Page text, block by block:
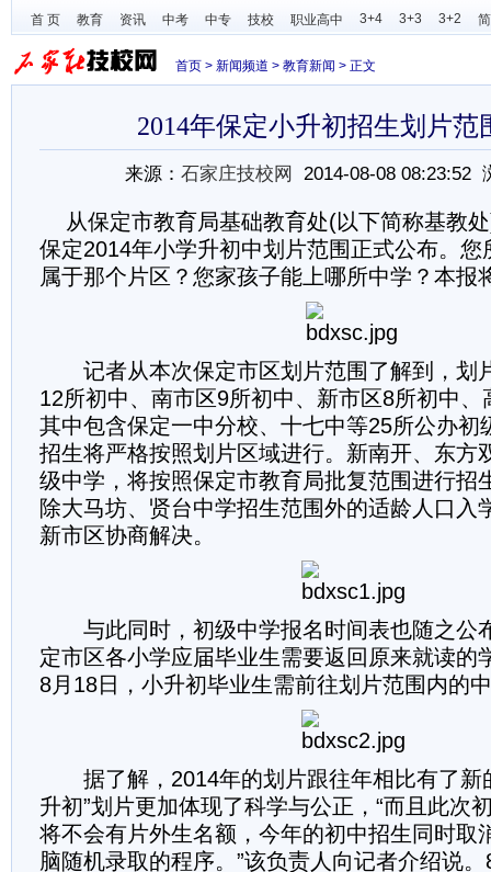
首 页 教育 资讯 中考 中专 技校 职业高中 3+4 3+3 3+2
首页 > 新闻频道 > 教育新闻 > 正文
2014年保定小升初招生划片范
来源： 石家庄技校网 2014-08-08 08:23:52
从保定市教育局基础教育处(以下简称基教
保定2014年小学升初中划片范围正式公布。您
属于那个片区？您家孩子能上哪所中学？本报
记者从本次保定市区划片范围了解到，划
12所初中、南市区9所初中、新市区8所初中、
其中包含保定一中分校、十七中等25所公办初
招生将严格按照划片区域进行。新南开、东方
级中学，将按照保定市教育局批复范围进行招
除大马坊、贤台中学招生范围外的适龄人口入
新市区协商解决。
与此同时，初级中学报名时间表也随之公
定市区各小学应届毕业生需要返回原来就读的
8月18日，小升初毕业生需前往划片范围内的
据了解，2014年的划片跟往年相比有了新
升初”划片更加体现了科学与公正，“而且此次
将不会有片外生名额，今年的初中招生同时取
脑随机录取的程序。”该负责人向记者介绍说